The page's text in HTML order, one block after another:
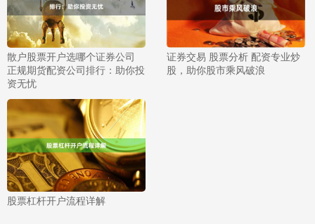
散户股票开户选哪个证券公司
正规期货配资公司排行：助你投
资无忧
证券交易 股票分析 配资专业炒
股，助你股市乘风破浪
股票杠杆开户流程详解